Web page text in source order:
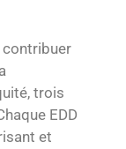
contribuer
a
trois
EDD
et